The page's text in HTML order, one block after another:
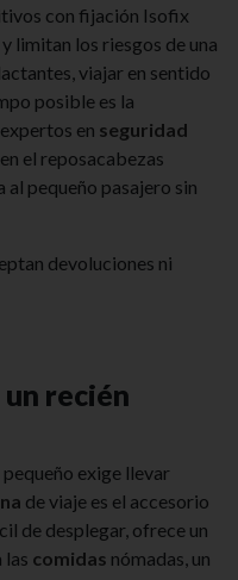
con fijación Isofix
limitan los riesgos de una
viajar en sentido
posible es la
en seguridad
el reposacabezas
pequeño pasajero sin
devoluciones ni
recién
exige llevar
de viaje es el accesorio
de desplegar, ofrece un
las comidas nómadas, un